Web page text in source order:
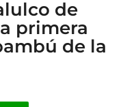
de
primera
de la